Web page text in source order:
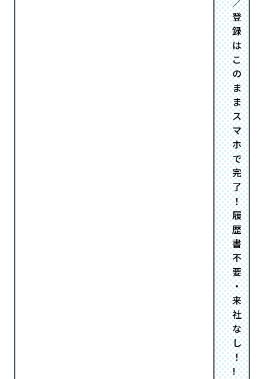
登
録
は
こ
の
ま
ま
ス
マ
ホ
で
完
了
！
履
歴
書
不
要
・
来
社
な
し
！
!